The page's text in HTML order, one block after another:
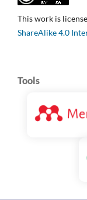
This work is
ShareAlike 4.0
Tools